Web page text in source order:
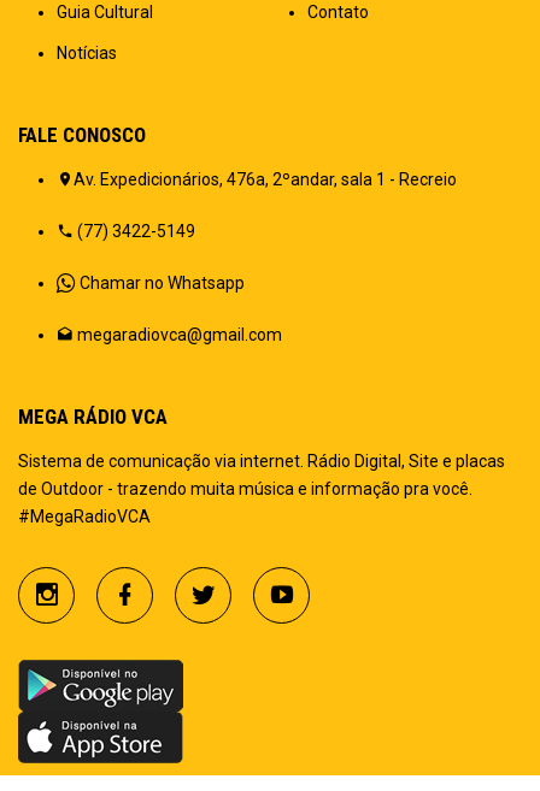
Guia Cultural
Notícias
Contato
FALE CONOSCO
Av. Expedicionários, 476a, 2ºandar, sala 1 - Recreio
(77) 3422-5149
Chamar no Whatsapp
megaradiovca@gmail.com
MEGA RÁDIO VCA
Sistema de comunicação via internet. Rádio Digital, Site e placas
de Outdoor - trazendo muita música e informação pra você.
#MegaRadioVCA